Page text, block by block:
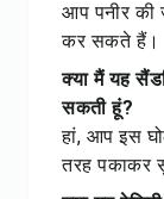
आप पनीर की
कर सकते हैं।
क्या मैं यह
सकती हूं?
हां, आप इस
तरह पकाकर